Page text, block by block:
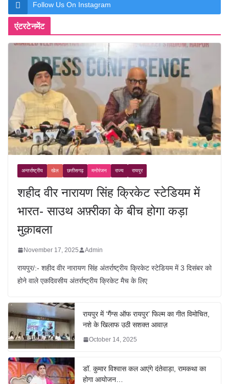
Follow Us On Instagram
एंटरटेनमेंट
अन्तर्राष्ट्रीय खेल छत्तीसगढ़ मनोरंजन राज्य रायपुर
शहीद वीर नारायण सिंह क्रिकेट स्टेडियम में
भारत- साउथ अफ़्रीका के बीच होगा कड़ा
मुक़ाबला
November 17, 2025 Admin
रायपुर/:- शहीद वीर नारायण सिंह अंतर्राष्ट्रीय क्रिकेट स्टेडियम में 3 दिसंबर को
होने वाले एकदिवसीय अंतर्राष्ट्रीय क्रिकेट मैच के लिए
रायपुर में ‘गैंग्स ऑफ रायपुर’ फिल्म का गीत विमोचित,
नशे के खिलाफ उठी सशक्त आवाज़
October 14, 2025
डॉ. कुमार विश्वास कल आएंगे दंतेवाड़ा, रामकथा का
होगा आयोजन…